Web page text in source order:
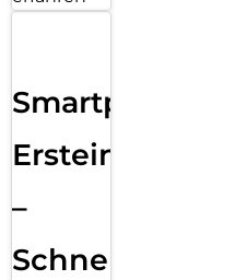
Smartphone
Ersteinrichtung
–
Schnelle